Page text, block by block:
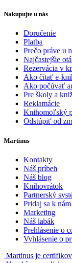
Nakupujte u nás
Doručenie
Platba
Prečo práve u
Najčastejšie
Rezervácia v
Ako čítať e-
Ako počúvať
Pre školy a
Reklamácie
Knihomoľský
Odstúpiť od
Martinus
Kontakty
Náš príbeh
Náš blog
Knihovrátok
Partnerský
Pridaj sa k nám
Marketing
Náš labák
Prehlásenie o
Vyhlásenie o
Martinus je